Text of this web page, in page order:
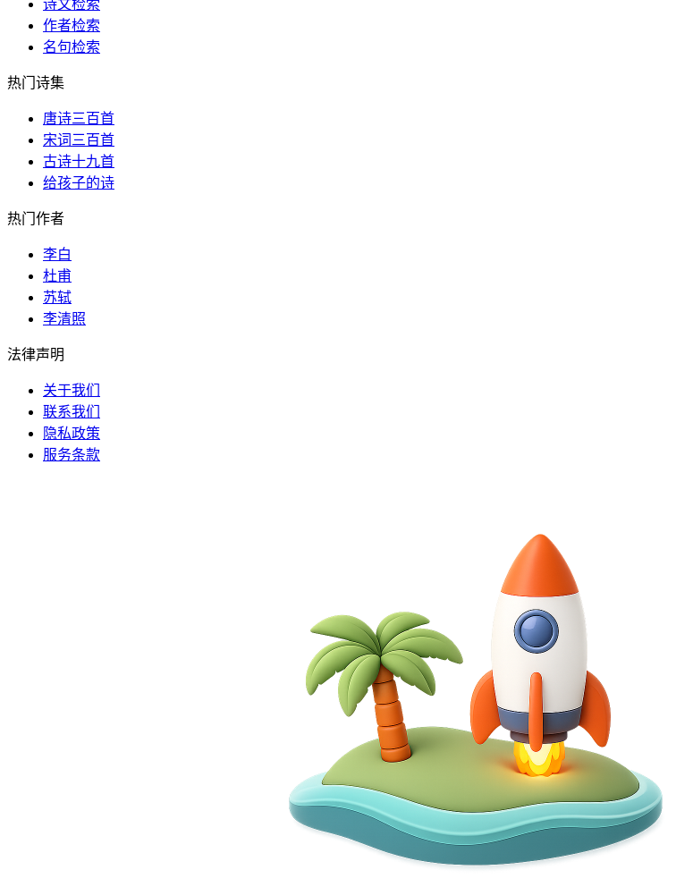
诗文检索
作者检索
名句检索
热门诗集
唐诗三百首
宋词三百首
古诗十九首
给孩子的诗
热门作者
李白
杜甫
苏轼
李清照
法律声明
关于我们
联系我们
隐私政策
服务条款